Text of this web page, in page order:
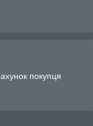
покупця